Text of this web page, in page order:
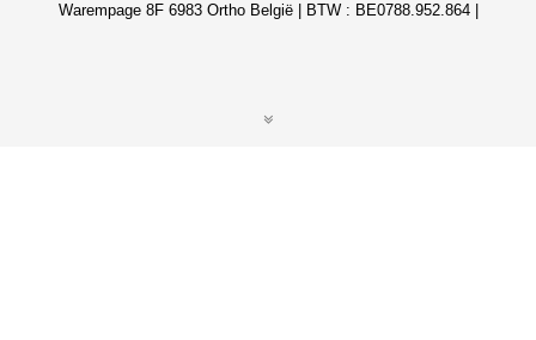
Warempage 8F 6983 Ortho België | BTW : BE0788.952.864 |